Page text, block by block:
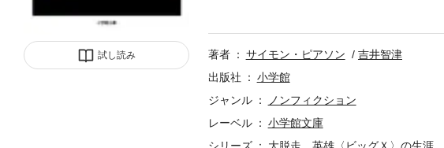
試し読み
ー・ブッシェル少佐の34年の生涯を描いた伝
操ったというロジャー。南アフリカで育った
英国予備空軍「第601飛行中隊」入隊、そして
世代も必読の英国発傑作ノンフィクション。
著者 サイモン・ピアソン
吉井智津
出版社
小学館
ジャンル
ノンフィクション
レーベル
小学館文庫